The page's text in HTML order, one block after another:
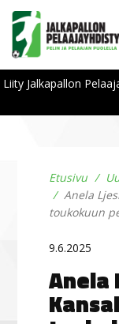
Liity Jalkapallon
Etusivu
Anela
toukokuun
9.6.2025
Anela